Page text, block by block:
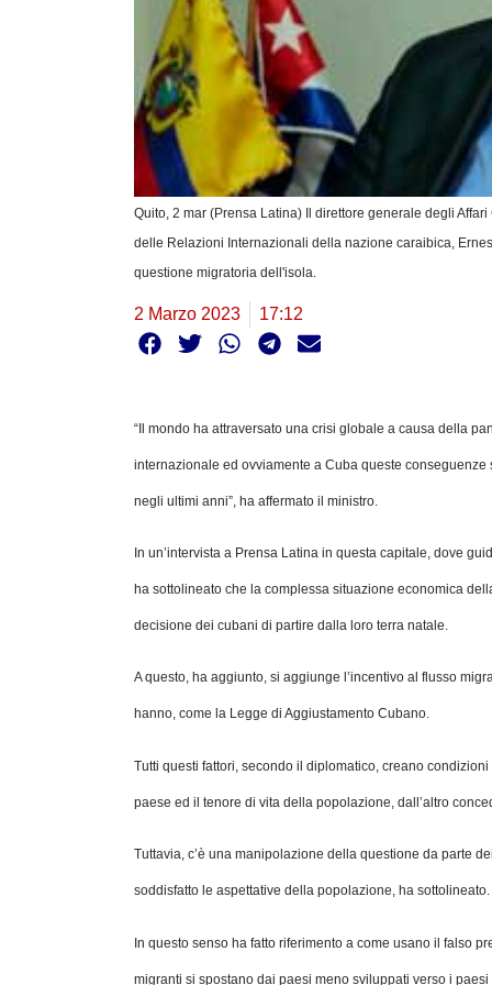
Quito, 2 mar (Prensa Latina) Il direttore generale degli
delle Relazioni Internazionali della nazione caraibica,
questione migratoria dell'isola.
2 Marzo 2023 17:12
“Il mondo ha attraversato una crisi globale a causa della
internazionale ed ovviamente a Cuba queste
negli ultimi anni”, ha affermato il ministro.
In un’intervista a Prensa Latina in questa capitale, dove
ha sottolineato che la complessa situazione economica
decisione dei cubani di partire dalla loro terra natale.
A questo, ha aggiunto, si aggiunge l’incentivo al flusso
hanno, come la Legge di Aggiustamento Cubano.
Tutti questi fattori, secondo il diplomatico, creano
paese ed il tenore di vita della popolazione, dall’altro
Tuttavia, c’è una manipolazione della questione da parte
soddisfatto le aspettative della popolazione, ha sottolineato.
In questo senso ha fatto riferimento a come usano il falso
migranti si spostano dai paesi meno sviluppati verso i